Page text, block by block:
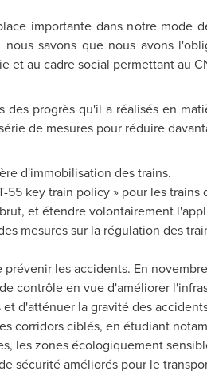
importante dans notre
savons que nous avons
et au cadre social permettant au
des progrès qu'il a réalisés en
de mesures pour réduire
d'immobilisation des trains.
key train policy » pour les
et étendre volontairement
mesures sur la régulation des
les accidents. En
contrôle en vue d'améliorer
d'atténuer la gravité des
corridors ciblés, en étudiant
les zones écologiquement
sécurité améliorés pour le